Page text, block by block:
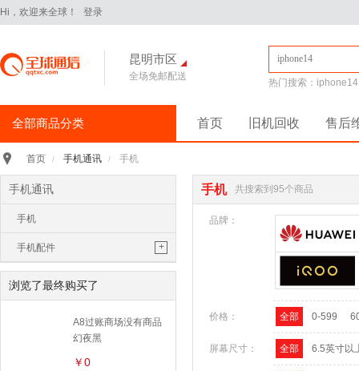
Hi，欢迎来全球！ 登录
昆明市区
全场免邮配送
热门搜索： iphone14
全部商品分类
手机通讯
iPhone16Pro
华为Pura70
华为 nova14 Pro
平板电脑
华为 MatePad Pro 2025款
手机配件
保护膜
保护壳 数据线
华为
轻薄本
首页 旧机回收 售后
首页 / 手机通讯 / 手机
手机通讯
手机
手机配件 +
移动电源
苹果保护壳
浏览了最终购买了
A8过账商场没有商品
幻夜黑
￥0
手机 共搜索到95个商品
品牌：
价格： 全部 0-599
屏幕尺寸： 全部 6.5英寸以